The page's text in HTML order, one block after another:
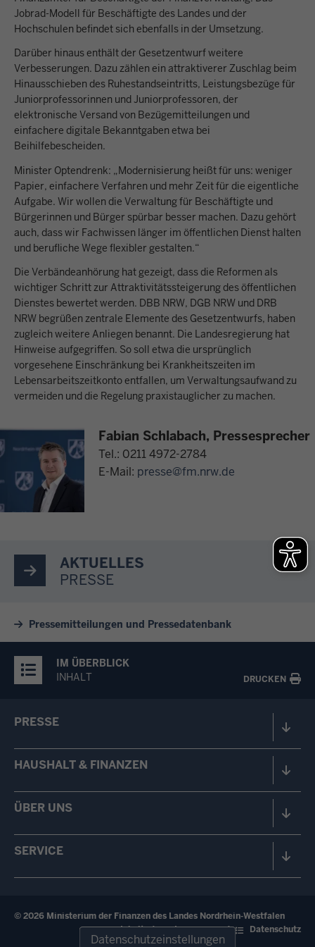
Datenschutzeinstellungen
Jobrad-Modell für Beschäftigte des Landes und der
Hochschulen befindet sich ebenfalls in der Umsetzung.
Darüber hinaus enthält der Gesetzentwurf weitere
Verbesserungen. Dazu zählen ein attraktiverer Zuschlag beim
Hinausschieben des Ruhestandseintritts, Leistungsbezüge für
Juniorprofessorinnen und Juniorprofessoren, der
elektronische Versand von Bezügemitteilungen und
einfachere digitale Bekanntgaben etwa bei
Beihilfebescheiden.
Minister Optendrenk: „Modernisierung heißt für uns: weniger
Papier, einfachere Verfahren und mehr Zeit für die eigentliche
Aufgabe. Wir wollen die Verwaltung für Beschäftigte und
Bürgerinnen und Bürger spürbar besser machen. Dazu gehört
auch, dass wir Fachwissen länger im öffentlichen Dienst halten
und berufliche Wege flexibler gestalten.“
Die Verbändeanhörung hat gezeigt, dass die Reformen als
wichtiger Schritt zur Attraktivitätssteigerung des öffentlichen
Dienstes bewertet werden. DBB NRW, DGB NRW und DRB
NRW begrüßen zentrale Elemente des Gesetzentwurfs, haben
zugleich weitere Anliegen benannt. Die Landesregierung hat
Hinweise aufgegriffen. So soll etwa die ursprünglich
vorgesehene Einschränkung bei Krankheitszeiten im
Lebensarbeitszeitkonto entfallen, um Verwaltungsaufwand zu
vermeiden und die Regelung praxistauglicher zu machen.
Fabian Schlabach, Pressesprecher
Tel.: 0211 4972-2784
E-Mail: presse@fm.nrw.de
AKTUELLES
PRESSE
Pressemitteilungen und Pressedatenbank
IM ÜBERBLICK
INHALT
DRUCKEN
PRESSE
HAUSHALT & FINANZEN
ÜBER UNS
SERVICE
© 2026 Ministerium der Finanzen des Landes Nordrhein-Westfalen
Fußzeile
Inhalt Impressum Datenschutz